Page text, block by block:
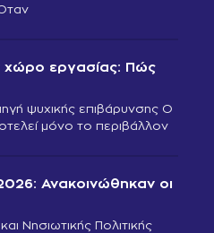
χώρο εργασίας: Πώς
ψυχικής επιβάρυνσης Ο
μόνο το περιβάλλον
Ανακοινώθηκαν οι
Νησιωτικής Πολιτικής